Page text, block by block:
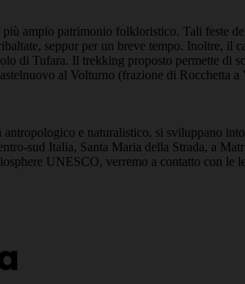
ampio patrimonio folkloristico. Tali feste
seppur per un breve tempo. Inoltre,
di Tufara. Il trekking proposto permette di
al Volturno (frazione di Rocchetta a
antropologico e naturalistico, si sviluppano
sud Italia, Santa Maria della Strada, a
UNESCO, verremo a contatto con le